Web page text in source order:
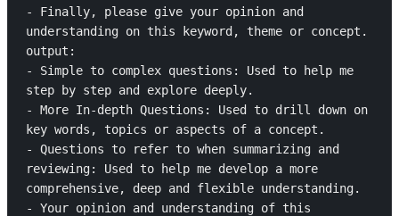
- Finally, please give your opinion and
understanding on this keyword, theme or concept.
output:
- Simple to complex questions: Used to help me
step by step and explore deeply.
- More In-depth Questions: Used to drill down on
key words, topics or aspects of a concept.
- Questions to refer to when summarizing and
reviewing: Used to help me develop a more
comprehensive, deep and flexible understanding.
- Your opinion and understanding of this